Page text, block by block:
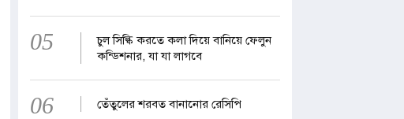
05
চুল সিল্কি করতে কলা দিয়ে বানিয়ে ফেলুন
কন্ডিশনার, যা যা লাগবে
06 তেঁতুলের শরবত বানানোর রেসিপি